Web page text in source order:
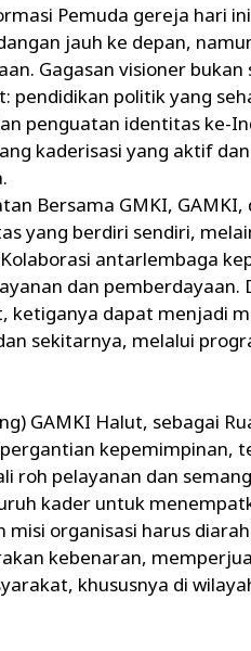
Pemuda gereja hari
jauh ke depan,
Gagasan visioner bukan
pendidikan politik yang
penguatan identitas ke-
kaderisasi yang aktif
Bersama GMKI, GAMKI,
yang berdiri sendiri,
antarlembaga
dan pemberdayaan.
ketiganya dapat menjadi
sekitarnya, melalui
GAMKI Halut, sebagai
kepemimpinan,
roh pelayanan dan
kader untuk
organisasi harus
kebenaran,
khususnya di